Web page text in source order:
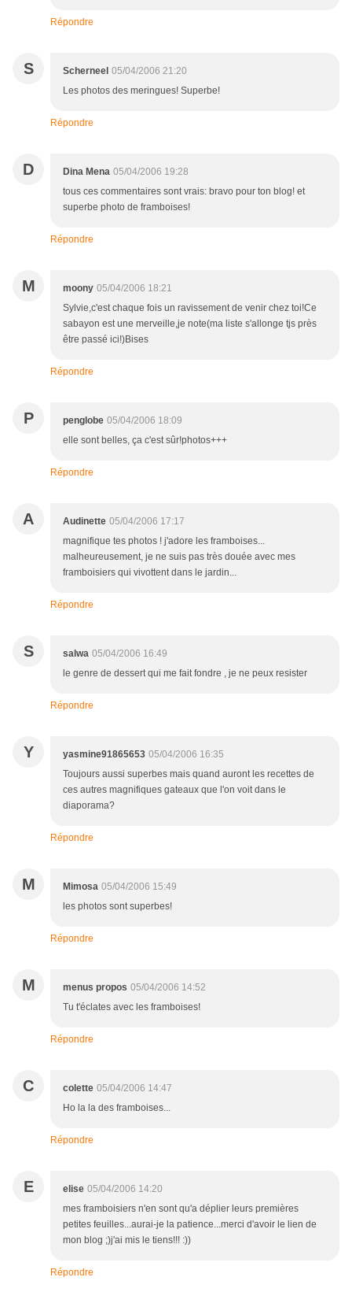
Répondre
S Scherneel 05/04/2006 21:20
Les photos des meringues! Superbe!
Répondre
D Dina Mena 05/04/2006 19:28
tous ces commentaires sont vrais: bravo pour ton blog! et
superbe photo de framboises!
Répondre
M moony 05/04/2006 18:21
Sylvie,c'est chaque fois un ravissement de venir chez toi!Ce
sabayon est une merveille,je note(ma liste s'allonge tjs près
être passé ici!)Bises
Répondre
P penglobe 05/04/2006 18:09
elle sont belles, ça c'est sûr!photos+++
Répondre
A Audinette 05/04/2006 17:17
magnifique tes photos ! j'adore les framboises...
malheureusement, je ne suis pas très douée avec mes
framboisiers qui vivottent dans le jardin...
Répondre
S salwa 05/04/2006 16:49
le genre de dessert qui me fait fondre , je ne peux resister
Répondre
Y yasmine91865653 05/04/2006 16:35
Toujours aussi superbes mais quand auront les recettes de
ces autres magnifiques gateaux que l'on voit dans le
diaporama?
Répondre
M Mimosa 05/04/2006 15:49
les photos sont superbes!
Répondre
M menus propos 05/04/2006 14:52
Tu t'éclates avec les framboises!
Répondre
C colette 05/04/2006 14:47
Ho la la des framboises...
Répondre
E elise 05/04/2006 14:20
mes framboisiers n'en sont qu'a déplier leurs premières
petites feuilles...aurai-je la patience...merci d'avoir le lien de
mon blog ;)j'ai mis le tiens!!! :))
Répondre